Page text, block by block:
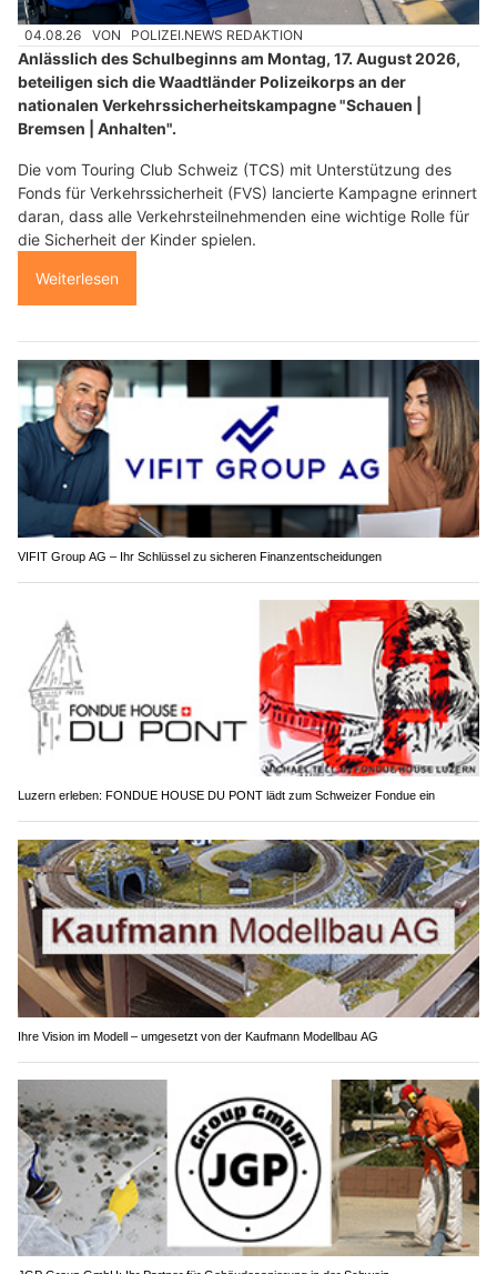
04.08.26 VON POLIZEI.NEWS REDAKTION
Anlässlich des Schulbeginns am Montag, 17. August 2026,
beteiligen sich die Waadtländer Polizeikorps an der
nationalen Verkehrssicherheitskampagne "Schauen |
Bremsen | Anhalten".
Die vom Touring Club Schweiz (TCS) mit Unterstützung des
Fonds für Verkehrssicherheit (FVS) lancierte Kampagne erinnert
daran, dass alle Verkehrsteilnehmenden eine wichtige Rolle für
die Sicherheit der Kinder spielen.
Weiterlesen
VIFIT Group AG – Ihr Schlüssel zu sicheren Finanzentscheidungen
Luzern erleben: FONDUE HOUSE DU PONT lädt zum Schweizer Fondue ein
Ihre Vision im Modell – umgesetzt von der Kaufmann Modellbau AG